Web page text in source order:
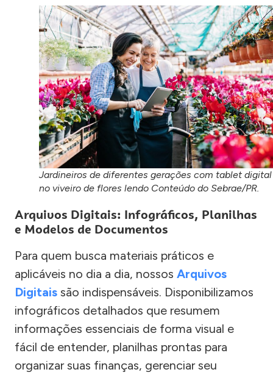
Jardineiros de diferentes gerações com tablet digital
no viveiro de flores lendo Conteúdo do Sebrae/PR.
Arquivos Digitais: Infográficos, Planilhas
e Modelos de Documentos
Para quem busca materiais práticos e
aplicáveis no dia a dia, nossos Arquivos
Digitais são indispensáveis. Disponibilizamos
infográficos detalhados que resumem
informações essenciais de forma visual e
fácil de entender, planilhas prontas para
organizar suas finanças, gerenciar seu